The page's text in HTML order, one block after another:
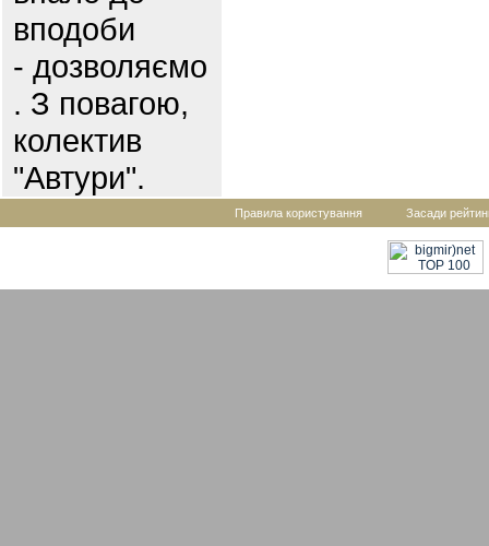
вподоби
- дозволяємо
. З повагою,
колектив
"Автури".
Правила користування Засади